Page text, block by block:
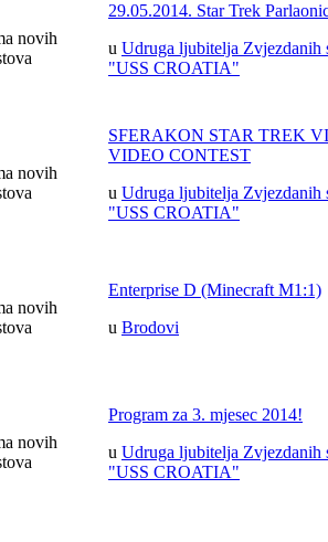
29.05.2014. Star Trek
u Udruga ljubitelja Zvjezdanih
"USS CROATIA"
SFERAKON STAR TREK
VIDEO CONTEST
u Udruga ljubitelja Zvjezdanih
"USS CROATIA"
Enterprise D (Minecraft M1:1)
u Brodovi
Program za 3. mjesec 2014!
u Udruga ljubitelja Zvjezdanih
"USS CROATIA"